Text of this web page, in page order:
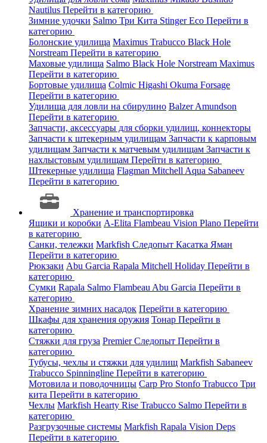
Nautilus Перейти в категорию
Зимние удочки Salmo Три Кита StingerEco Перейти в
категорию
Болонские удилища Maximus Trabucco Black Hole
Norstream Перейти в категорию
Маховые удилища Salmo Black Hole Norstream Maximus
Перейти в категорию
Бортовые удилища Colmic Higashi Okuma Forsage
Перейти в категорию
Удилища для ловли на сбирулино BalzerAmundson
Перейти в категорию
Запчасти, аксессуары для сборки удилищ, коннекторы
Запчасти к штекерным удилищам Запчасти к карповым
удилищам Запчасти к матчевым удилищам Запчасти к
нахлыстовым удилищам Перейти в категорию
Штекерные удилища Flagman Mitchell Aqua Sabaneev
Перейти в категорию
Хранение и транспортировка
Ящики и коробки A-Elita Flambeau Vision Plano Перейти
в категорию
Санки, тележки Markfish Следопыт Касатка Яман
Перейти в категорию
Рюкзаки Abu Garcia Rapala Mitchell Holiday Перейти в
категорию
Сумки Rapala Salmo Flambeau Abu Garcia Перейти в
категорию
Хранение зимних насадок Перейти в категорию
Шкафы для хранения оружия Тонар Перейти в
категорию
Стяжки для груза PremierСледопыт Перейти в
категорию
Тубусы, чехлы и стяжки для удилищ Markfish Sabaneev
Trabucco Spinningline Перейти в категорию
Мотовила и поводочницы Carp Pro Stonfo Trabucco Три
кита Перейти в категорию
Чехлы Markfish Hearty Rise Trabucco Salmo Перейти в
категорию
Разгрузочные системы Markfish Rapala Vision Deps
Перейти в категорию